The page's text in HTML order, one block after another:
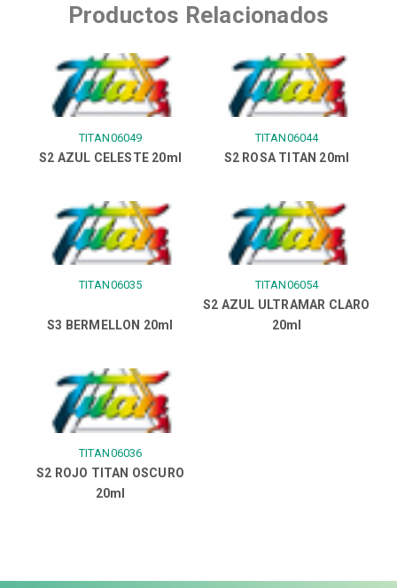
Productos Relacionados
TITAN06049
S2 AZUL CELESTE 20ml
TITAN06044
S2 ROSA TITAN 20ml
TITAN06035
S3 BERMELLON 20ml
TITAN06054
S2 AZUL ULTRAMAR CLARO
20ml
TITAN06036
S2 ROJO TITAN OSCURO
20ml